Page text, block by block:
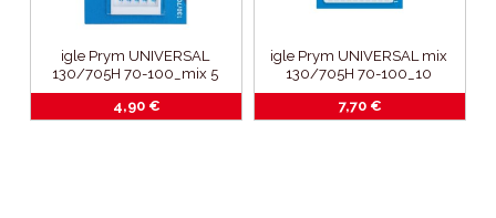
igle Prym UNIVERSAL
130/705H 70-100_mix 5
komada
4,90 €
igle Prym UNIVERSAL mix
130/705H 70-100_10
komada
7,70 €